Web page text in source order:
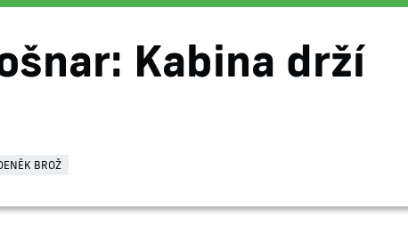
Kabina drží
BROŽ